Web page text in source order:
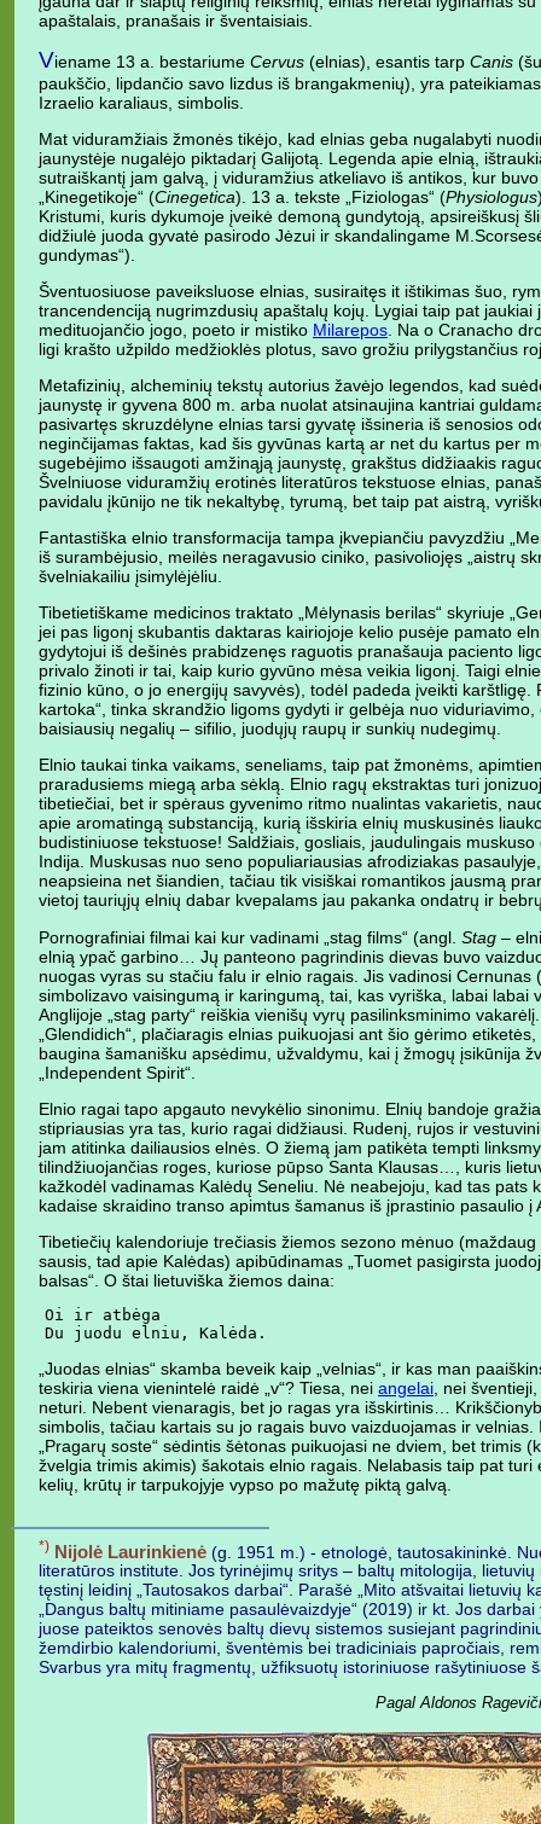
apaštalais, pranašais ir šventaisiais.
Viename 13 a. bestariume Cervus (elnias), esantis tarp Canis
paukščio, lipdančio savo lizdus iš brangakmenių), yra
Izraelio karaliaus, simbolis.
Mat viduramžiais žmonės tikėjo, kad elnias geba nugalabyti
jaunystėje nugalėjo piktadarį Galijotą. Legenda apie elnią,
sutraiškantį jam galvą, į viduramžius atkeliavo iš antikos, kur
„Kinegetikoje“ (Cinegetica). 13 a. tekste „Fiziologas“ (Physiologus
Kristumi, kuris dykumoje įveikė demoną gundytoją, apsireiškusį
didžiulė juoda gyvatė pasirodo Jėzui ir skandalingame
gundymas“).
Šventuosiuose paveiksluose elnias, susiraitęs it ištikimas šuo,
trancendenciją nugrimzdusių apaštalų kojų. Lygiai taip pat
medituojančio jogo, poeto ir mistiko Milarepos . Na o Cranacho
ligi krašto užpildo medžioklės plotus, savo grožiu prilygstančius
Metafizinių, alcheminių tekstų autorius žavėjo legendos, kad
jaunystę ir gyvena 800 m. arba nuolat atsinaujina kantriai
pasivartęs skruzdėlyne elnias tarsi gyvatę išsineria iš senosios
neginčijamas faktas, kad šis gyvūnas kartą ar net du kartus per
sugebėjimo išsaugoti amžinąją jaunystę, grakštus didžiaakis
Švelniuose viduramžių erotinės literatūros tekstuose elnias,
pavidalu įkūnijo ne tik nekaltybę, tyrumą, bet taip pat aistrą,
Fantastiška elnio transformacija tampa įkvepiančiu pavyzdžiu
iš surambėjusio, meilės neragavusio ciniko, pasivoliojęs „aistrų
švelniakailiu įsimylėjėliu.
Tibetietiškame medicinos traktato „Mėlynasis berilas“ skyriuje
jei pas ligonį skubantis daktaras kairiojoje kelio pusėje pamato
gydytojui iš dešinės prabidzenęs raguotis pranašauja paciento
privalo žinoti ir tai, kaip kurio gyvūno mėsa veikia ligonį. Taigi
fizinio kūno, o jo energijų savyvės), todėl padeda įveikti karštligę.
kartoka“, tinka skrandžio ligoms gydyti ir gelbėja nuo
baisiausių negalių – sifilio, juodųjų raupų ir sunkių nudegimų.
Elnio taukai tinka vaikams, seneliams, taip pat žmonėms,
praradusiems miegą arba sėklą. Elnio ragų ekstraktas turi
tibetiečiai, bet ir spėraus gyvenimo ritmo nualintas vakarietis,
apie aromatingą substanciją, kurią išskiria elnių muskusinės
budistiniuose tekstuose! Saldžiais, gosliais, jaudulingais
Indija. Muskusas nuo seno populiariausias afrodiziakas
neapsieina net šiandien, tačiau tik visiškai romantikos jausmą
vietoj tauriųjų elnių dabar kvepalams jau pakanka ondatrų ir
Pornografiniai filmai kai kur vadinami „stag films“ (angl. Stag –
elnią ypač garbino… Jų panteono pagrindinis dievas buvo
nuogas vyras su stačiu falu ir elnio ragais. Jis vadinosi Cernunas
simbolizavo vaisingumą ir karingumą, tai, kas vyriška, labai labai
Anglijoje „stag party“ reiškia vienišų vyrų pasilinksminimo
„Glendidich“, plačiaragis elnias puikuojasi ant šio gėrimo
baugina šamanišku apsėdimu, užvaldymu, kai į žmogų įsikūnija
„Independent Spirit“.
Elnio ragai tapo apgauto nevykėlio sinonimu. Elnių bandoje
stipriausias yra tas, kurio ragai didžiausi. Rudenį, rujos ir
jam atitinka dailiausios elnės. O žiemą jam patikėta tempti
tilindžiuojančias roges, kuriose pūpso Santa Klausas…, kuris
kažkodėl vadinamas Kalėdų Seneliu. Nė neabejoju, kad tas pats
kadaise skraidino transo apimtus šamanus iš įprastinio pasaulio į
Tibetiečių kalendoriuje trečiasis žiemos sezono mėnuo
sausis, tad apie Kalėdas) apibūdinamas „Tuomet pasigirsta
balsas“. O štai lietuviška žiemos daina:
Oi ir atbėga
Du juodu elniu, Kalėda.
„Juodas elnias“ skamba beveik kaip „velnias“, ir kas man
teskiria viena vienintelė raidė „v“? Tiesa, nei angelai , nei
neturi. Nebent vienaragis, bet jo ragas yra išskirtinis…
simbolis, tačiau kartais su jo ragais buvo vaizduojamas ir
„Pragarų soste“ sėdintis šėtonas puikuojasi ne dviem, bet trimis
žvelgia trimis akimis) šakotais elnio ragais. Nelabasis taip pat
kelių, krūtų ir tarpukojyje vypso po mažutę piktą galvą.
*) Nijolė Laurinkienė (g. 1951 m.) - etnologė, tautosakininkė.
literatūros institute. Jos tyrinėjimų sritys – baltų mitologija,
tęstinį leidinį „Tautosakos darbai“. Parašė „Mito atšvaitai lietuvių
„Dangus baltų mitiniame pasaulėvaizdyje“ (2019) ir kt. Jos
juose pateiktos senovės baltų dievų sistemos susiejant
žemdirbio kalendoriumi, šventėmis bei tradiciniais papročiais,
Svarbus yra mitų fragmentų, užfiksuotų istoriniuose rašytiniuose
Pagal Aldonos